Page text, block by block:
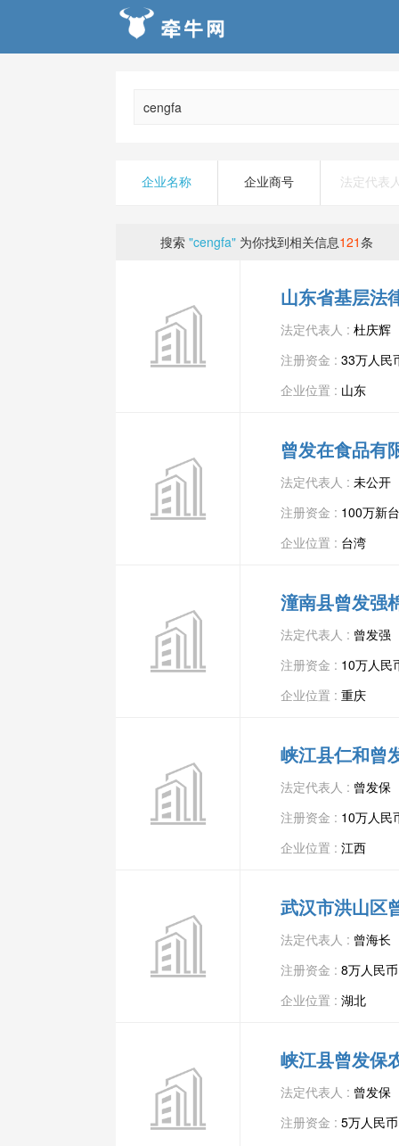
企业名称 企业商号 法定代表
搜索 "cengfa" 为你找到相关信息121条
山东省基层法
法定代表人 : 杜庆辉
注册资金 : 33万人民
企业位置 : 山东
曾发在食品有
法定代表人 : 未公开
注册资金 : 100万新
企业位置 : 台湾
潼南县曾发强
法定代表人 : 曾发强
注册资金 : 10万人民
企业位置 : 重庆
峡江县仁和曾
法定代表人 : 曾发保
注册资金 : 10万人民
企业位置 : 江西
武汉市洪山区
法定代表人 : 曾海长
注册资金 : 8万人民币
企业位置 : 湖北
峡江县曾发保
法定代表人 : 曾发保
注册资金 : 5万人民币